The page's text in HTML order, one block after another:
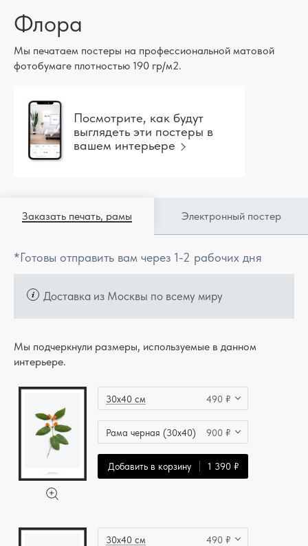
Флора
Мы печатаем постеры на профессиональной матовой
фотобумаге плотностью 190 гр/м2.
Посмотрите, как будут
выглядеть эти постеры в
вашем интерьере
Заказать печать, рамы Электронный постер
*Готовы отправить вам через 1-2 рабочих дня
Доставка из Москвы по всему миру
Мы подчеркнули размеры, используемые в данном
интерьере.
30x40 см 490 ₽
Рама черная (30x40) 900 ₽
Добавить в корзину 1 390 ₽
30x40 см 490 ₽